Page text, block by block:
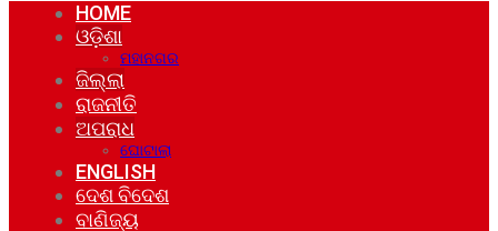
HOME
ଓଡ଼ିଶା
ମହାନଗର
ଜିଲ୍ଲା
ରାଜନୀତି
ଅପରାଧ
ଘୋଟାଲା
ENGLISH
ଦେଶ ବିଦେଶ
ବାଣିଜ୍ୟ